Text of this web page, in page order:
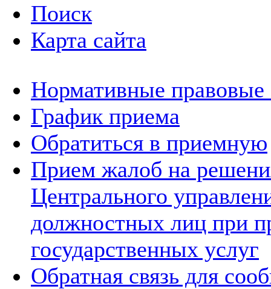
Поиск
Карта сайта
Нормативные правовые
График приема
Обратиться в приемную
Прием жалоб на
Центрального
должностных лиц при
государственных услуг
Обратная связь для